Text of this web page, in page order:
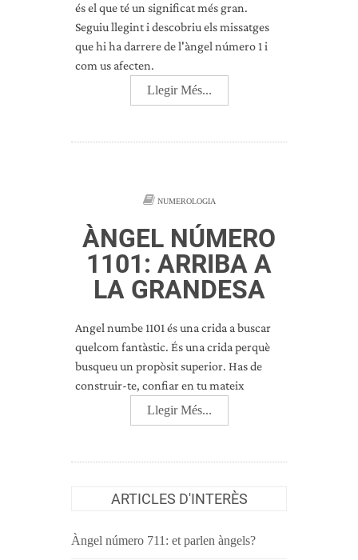
és el que té un significat més gran.
Seguiu llegint i descobriu els missatges
que hi ha darrere de l'àngel número 1 i
com us afecten.
Llegir Més...
NUMEROLOGIA
ÀNGEL NÚMERO
1101: ARRIBA A
LA GRANDESA
Angel numbe 1101 és una crida a buscar
quelcom fantàstic. És una crida perquè
busqueu un propòsit superior. Has de
construir-te, confiar en tu mateix
Llegir Més...
ARTICLES D'INTERÈS
Àngel número 711: et parlen àngels?